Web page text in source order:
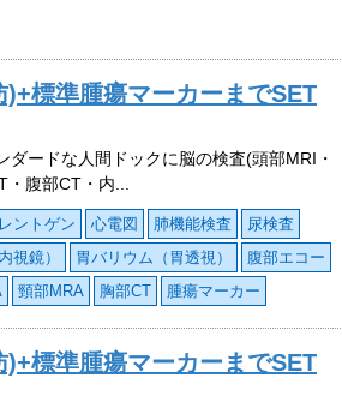
)+標準腫瘍マーカーまでSET
ダードな人間ドックに脳の検査(頭部MRI・
腹部CT・内...
ントゲン 心電図 肺機能検査
尿検査
視鏡） 胃バリウム（胃透視）
腹部エコー
頸部MRA 胸部CT 腫瘍マーカー
)+標準腫瘍マーカーまでSET